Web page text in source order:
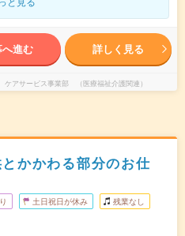
へ進む 詳しく見る
アサービス事業部 （医療福祉介護関連）
かかわる部分のお仕
土日祝日が休み 残業なし